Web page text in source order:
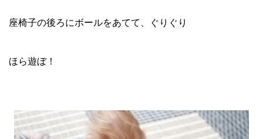
座椅子の後ろにボールをあてて、ぐりぐり
ほら遊ぼ！